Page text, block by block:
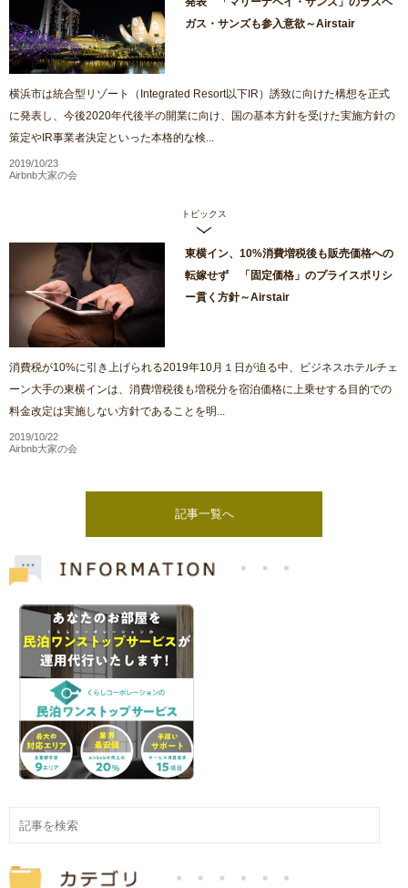
ガス・サンズも参入意欲～Airstair
横浜市は統合型リゾート（Integrated Resort以下IR）誘致に向けた構想を正式
に発表し、今後2020年代後半の開業に向け、国の基本方針を受けた実施方針の
策定やIR事業者決定といった本格的な検...
2019/10/23
Airbnb大家の会
トピックス
東横イン、10%消費増税後も販売価格への
転嫁せず 「固定価格」のプライスポリシ
ー貫く方針～Airstair
消費税が10%に引き上げられる2019年10月１日が迫る中、ビジネスホテルチェ
ーン大手の東横インは、消費増税後も増税分を宿泊価格に上乗せする目的での
料金改定は実施しない方針であることを明...
2019/10/22
Airbnb大家の会
記事一覧へ